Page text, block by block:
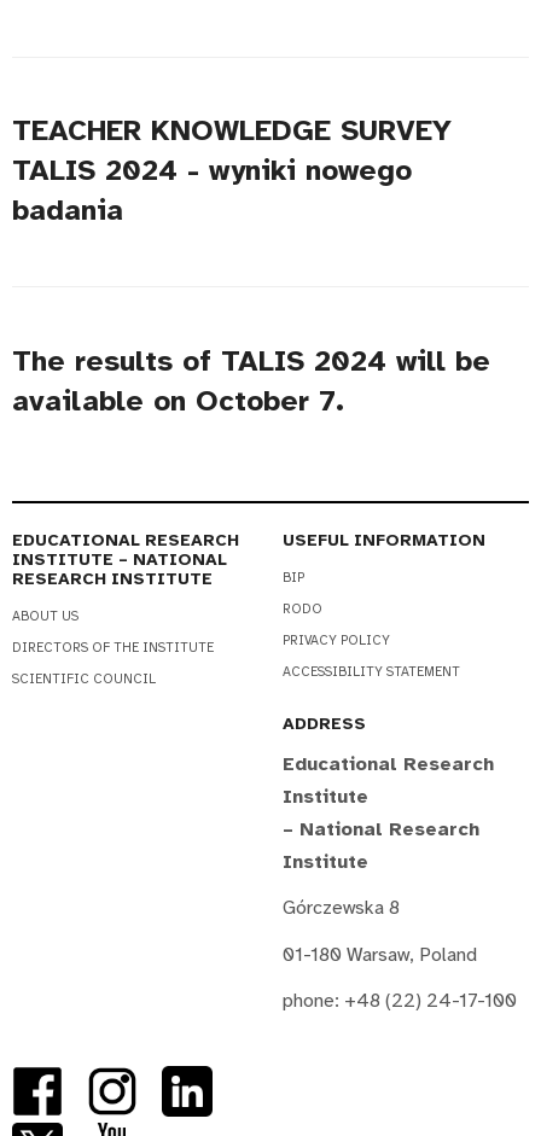
TEACHER KNOWLEDGE SURVEY
TALIS 2024 - wyniki nowego
badania
The results of TALIS 2024 will be
available on October 7.
EDUCATIONAL RESEARCH
INSTITUTE – NATIONAL
RESEARCH INSTITUTE
ABOUT US
DIRECTORS OF THE INSTITUTE
SCIENTIFIC COUNCIL
USEFUL INFORMATION
BIP
RODO
PRIVACY POLICY
ACCESSIBILITY STATEMENT
ADDRESS
Educational Research
Institute
– National Research
Institute
Górczewska 8
01-180 Warsaw, Poland
phone: +48 (22) 24-17-100